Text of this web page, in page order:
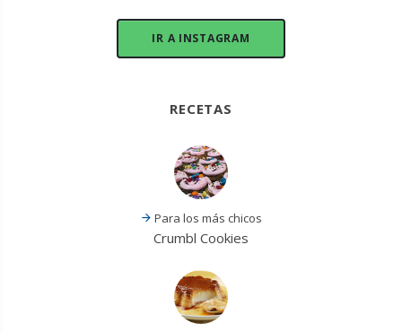
IR A INSTAGRAM
RECETAS
Para los más chicos
Crumbl Cookies